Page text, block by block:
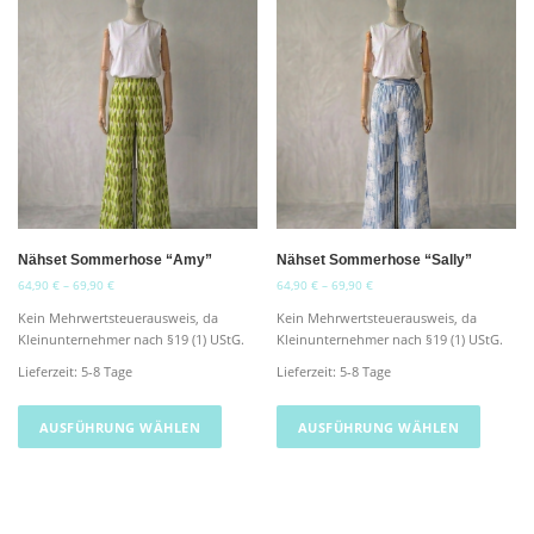
Nähset Sommerhose “Amy”
64,90 € – 69,90 €
Kein Mehrwertsteuerausweis, da
Kleinunternehmer nach §19 (1) UStG.
Lieferzeit: 5-8 Tage
AUSFÜHRUNG WÄHLEN
D
e
Nähset Sommerhose “Sally”
64,90€ –69,90€
Kein Mehrwertsteuerausweis, da
Kleinunternehmer nach §19 (1) UStG.
Lieferzeit:5-8 Tage
AUSFÜHRUNG WÄHLEN
D
e